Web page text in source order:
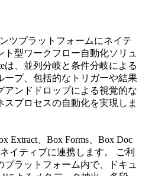
ツプラットフォームにネイテ
型ワークフロー自動化ソリュ
は、並列分岐と条件分岐による
ープ、包括的なトリガーや結果
ンドドロップによる視覚的な
プロセスの自動化を実現しま
Extract、Box Forms、Box Doc
イティブに連携します。 ご利
ラットフォーム内で、ドキュ